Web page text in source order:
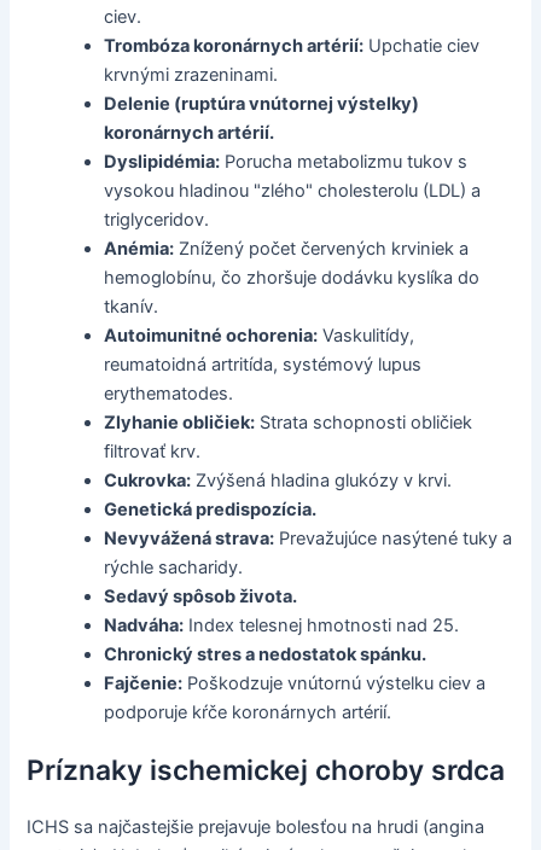
ciev.
Trombóza koronárnych artérií: Upchatie ciev
krvnými zrazeninami.
Delenie (ruptúra vnútornej výstelky)
koronárnych artérií.
Dyslipidémia: Porucha metabolizmu tukov s
vysokou hladinou "zlého" cholesterolu (LDL) a
triglyceridov.
Anémia: Znížený počet červených krviniek a
hemoglobínu, čo zhoršuje dodávku kyslíka do
tkanív.
Autoimunitné ochorenia: Vaskulitídy,
reumatoidná artritída, systémový lupus
erythematodes.
Zlyhanie obličiek: Strata schopnosti obličiek
filtrovať krv.
Cukrovka: Zvýšená hladina glukózy v krvi.
Genetická predispozícia.
Nevyvážená strava: Prevažujúce nasýtené tuky a
rýchle sacharidy.
Sedavý spôsob života.
Nadváha: Index telesnej hmotnosti nad 25.
Chronický stres a nedostatok spánku.
Fajčenie: Poškodzuje vnútornú výstelku ciev a
podporuje kŕče koronárnych artérií.
Príznaky ischemickej choroby srdca
ICHS sa najčastejšie prejavuje bolesťou na hrudi (angina